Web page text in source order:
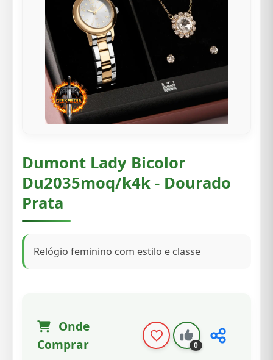
Dumont Lady Bicolor
Du2035moq/k4k - Dourado
Prata
Relógio feminino com estilo e classe
Onde
Comprar
0